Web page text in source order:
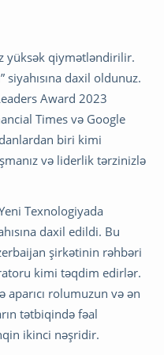
yüksək qiymətləndirilir.
siyahısına daxil oldunuz.
Award 2023
Times və Google
biri kimi
və liderlik tərzinizlə
Texnologiyada
daxil edildi. Bu
şirkətinin rəhbəri
kimi təqdim edirlər.
rolumuzun və ən
tətbiqində fəal
ikinci nəşridir.